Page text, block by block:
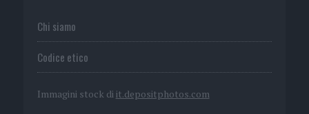
Chi siamo
Codice etico
Immagini stock di it.depositphotos.com